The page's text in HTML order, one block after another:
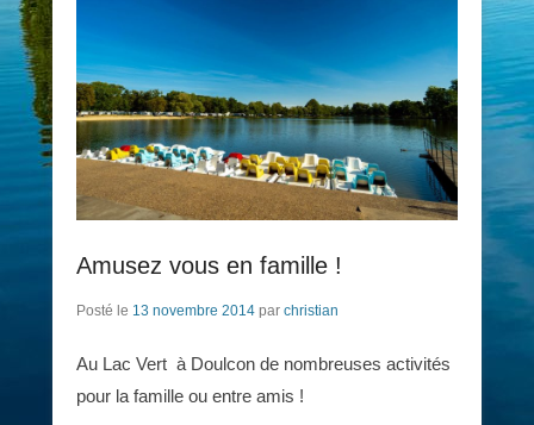
Amusez vous en famille !
Posté le 13 novembre 2014 par christian
Au Lac Vert à Doulcon de nombreuses activités
pour la famille ou entre amis !